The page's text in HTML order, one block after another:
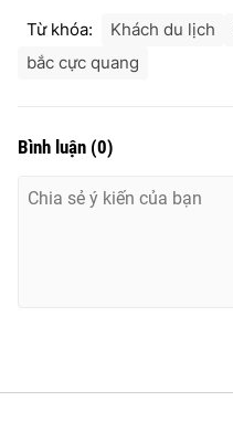
Từ khóa: Khách du lịch
bắc cực quang
Bình luận (0)